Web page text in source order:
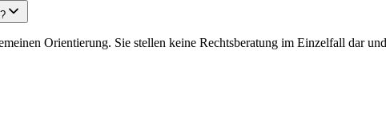
Orientierung. Sie stellen keine Rechtsberatung im Einzelfall dar